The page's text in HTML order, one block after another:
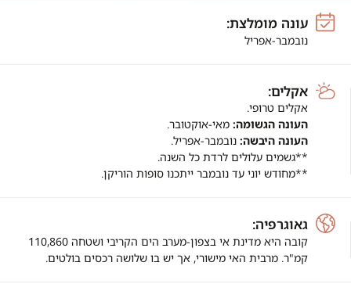
עונה מומלצת:
נובמבר-אפריל
אקלים:
אקלים טרופי.
העונה הגשומה: מאי-אוקטובר.
העונה היבשה: נובמבר-אפריל.
**גשמים עלולים לרדת כל השנה.
**מחודש יוני עד נובמבר ייתכנו סופות הוריקן.
גאוגרפיה:
קובה היא מדינת אי בצפון-מערב
הים הקריבי ושטחה 110,860
קמ"ר. מרבית האי מישורי, אך יש בו שלושה רכסים בולטים.